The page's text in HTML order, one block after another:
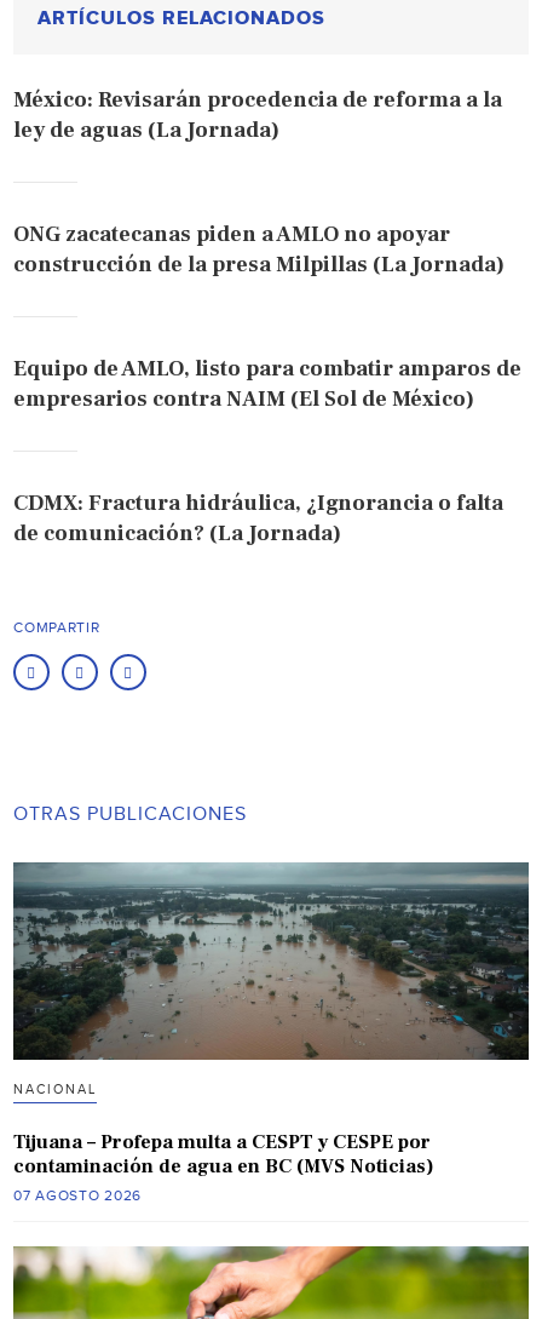
ARTÍCULOS RELACIONADOS
México: Revisarán procedencia de reforma a la
ley de aguas (La Jornada)
ONG zacatecanas piden a AMLO no apoyar
construcción de la presa Milpillas (La Jornada)
Equipo de AMLO, listo para combatir amparos de
empresarios contra NAIM (El Sol de México)
CDMX: Fractura hidráulica, ¿Ignorancia o falta
de comunicación? (La Jornada)
COMPARTIR
OTRAS PUBLICACIONES
NACIONAL
Tijuana – Profepa multa a CESPT y CESPE por
contaminación de agua en BC (MVS Noticias)
07 AGOSTO 2026